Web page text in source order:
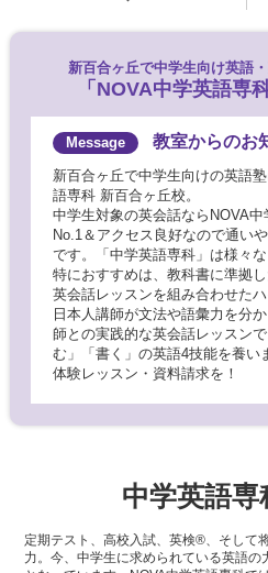
新百合ヶ丘で中学生向け英語
「NOVA中学英語専
教室からのお
新百合ヶ丘で中学生向けの英語
語専科 新百合ヶ丘校。
中学生対象の英会話ならNOVA
No.1＆アクセス良好なので通い
です。「中学英語専科」は様々
特におすすめは、教科書に準拠
英会話レッスンを組み合わせた
日本人講師が文法や語彙力を分
師との実践的な英会話レッスン
む」「書く」の英語4技能を養い
体験レッスン・資料請求を！
中学英語専
定期テスト、高校入試、英検®、そして
力。今、中学生に求められている英語